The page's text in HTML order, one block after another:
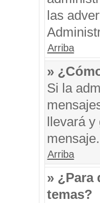
las
Arriba
»
Si la
llevará y
mensaje.
Arriba
» ¿Para
temas?